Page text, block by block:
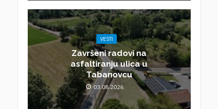
VESTI
Završeni radovi na
asfaltiranju ulica u
Tabanovcu
03.08.2026.